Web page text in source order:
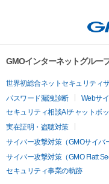
GMOインターネットグルー
世界初総合ネットセキュリティ
パスワード漏洩診断
Webサ
セキュリティ相談AIチャットボッ
実在証明・盗聴対策
サイバー攻撃対策（GMOサイバ
サイバー攻撃対策（GMO Flatt
セキュリティ事業の軌跡